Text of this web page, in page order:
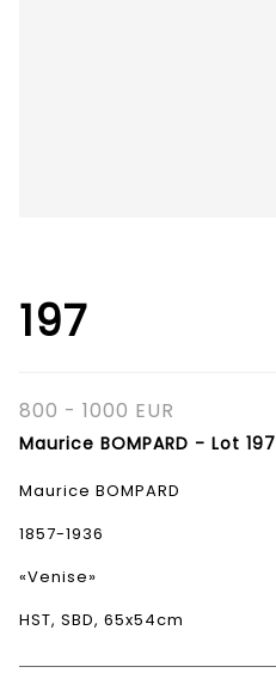
197
800 - 1000 EUR
Maurice BOMPARD - Lot 197
Maurice BOMPARD
1857-1936
«Venise»
HST, SBD, 65x54cm